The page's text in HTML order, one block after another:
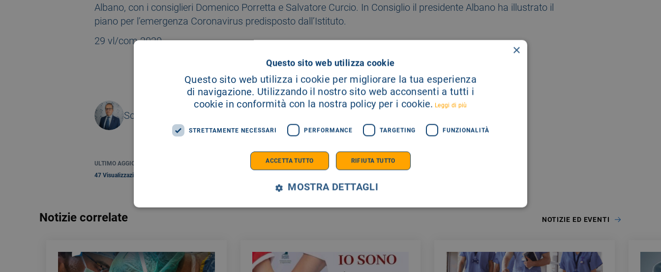
Albano, con i consiglieri Domenico Porretta e Salvatore Curcio. In Consiglio il presidente Albano ha illustrato il
piano per l’emergenza Coronavirus predisposto dall’Istituto.
29 vl/com 2020
Scritto da
ULTIMO AGGIORNAMENTO: 23 DIC 2024
47 Visualizzazioni
Notizie correlate NOTIZIE ED EVENTI
×
Questo sito web utilizza cookie
Questo sito web utilizza i cookie per migliorare la tua esperienza
di navigazione. Utilizzando il nostro sito web acconsenti a tutti i
cookie in conformità con la nostra policy per i cookie. Leggi di più
STRETTAMENTE NECESSARI PERFORMANCE TARGETING FUNZIONALITÀ
ACCETTA TUTTO RIFIUTA TUTTO
MOSTRA DETTAGLI